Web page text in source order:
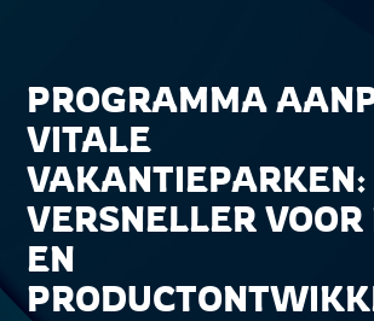
PROGRAMMA
VITALE
VAKANTIEPARKEN:
VERSNELLER
EN